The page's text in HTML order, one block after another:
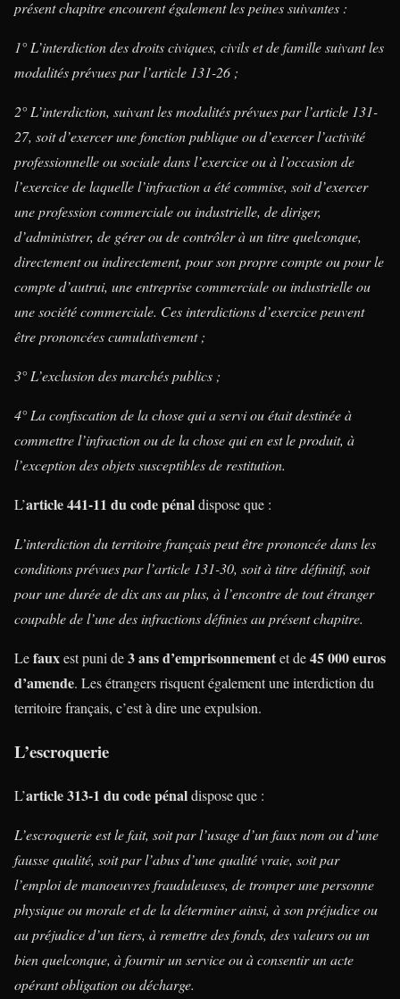
présent chapitre encourent également les peines suivantes :
1° L’interdiction des droits civiques, civils et de famille suivant les
modalités prévues par l’article 131-26 ;
2° L’interdiction, suivant les modalités prévues par l’article 131-
27, soit d’exercer une fonction publique ou d’exercer l’activité
professionnelle ou sociale dans l’exercice ou à l’occasion de
l’exercice de laquelle l’infraction a été commise, soit d’exercer
une profession commerciale ou industrielle, de diriger,
d’administrer, de gérer ou de contrôler à un titre quelconque,
directement ou indirectement, pour son propre compte ou pour le
compte d’autrui, une entreprise commerciale ou industrielle ou
une société commerciale. Ces interdictions d’exercice peuvent
être prononcées cumulativement ;
3° L’exclusion des marchés publics ;
4° La confiscation de la chose qui a servi ou était destinée à
commettre l’infraction ou de la chose qui en est le produit, à
l’exception des objets susceptibles de restitution.
L’article 441-11 ducode pénaldispose que :
L’interdiction du territoire français peut être prononcée dans les
conditions prévues par l’article 131-30, soit à titre définitif, soit
pour une durée de dix ans au plus, à l’encontre de tout étranger
coupable de l’une des infractions définies au présent chapitre.
Lefauxest puni de3 ans d’emprisonnementet de45 000 euros
d’amende. Les étrangers risquent également une interdiction du
territoire français, c’est à dire une expulsion.
L’escroquerie
L’article 313-1 ducode pénaldispose que :
L’escroquerie est le fait, soit par l’usage d’un faux nom ou d’une
fausse qualité, soit par l’abus d’une qualité vraie, soit par
l’emploi de manoeuvres frauduleuses, de tromper une personne
physique ou morale et de la déterminer ainsi, à son préjudice ou
au préjudice d’un tiers, à remettre des fonds, des valeurs ou un
bien quelconque, à fournir un service ou à consentir un acte
opérant obligation ou décharge.